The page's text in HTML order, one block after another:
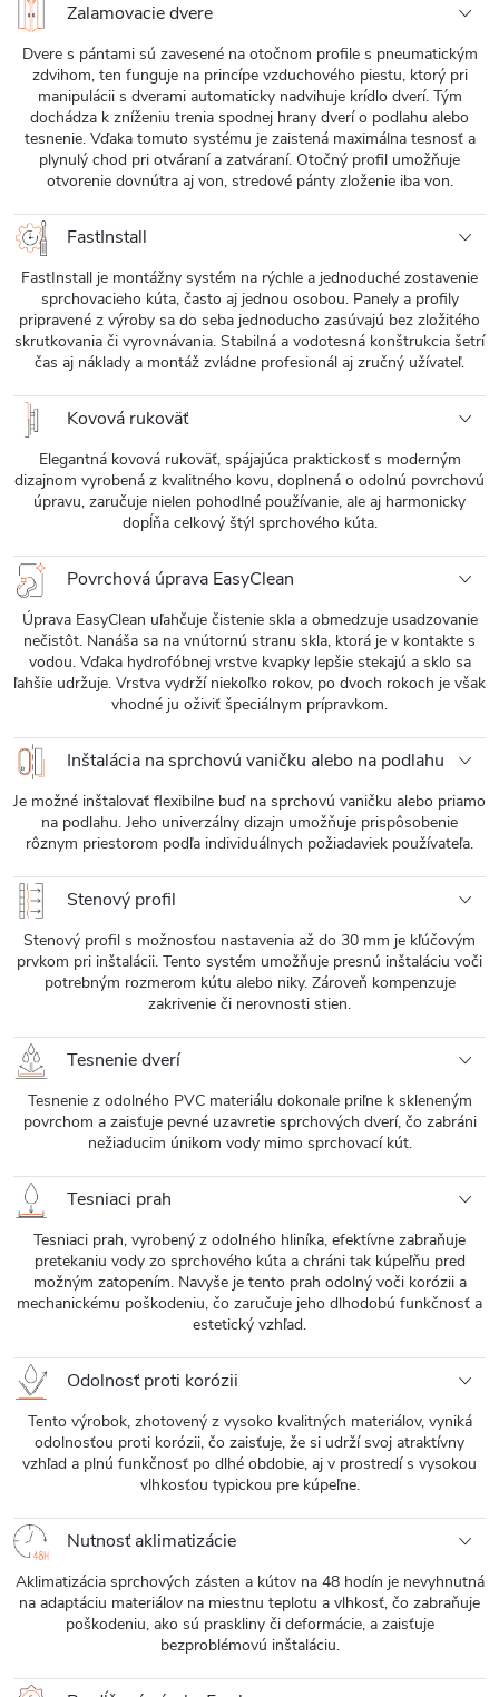
Zalamovacie dvere
Dvere s pántami sú zavesené na otočnom profile s pneumatickým
zdvihom, ten funguje na princípe vzduchového piestu, ktorý pri
manipulácii s dverami automaticky nadvihuje krídlo dverí. Tým
dochádza k zníženiu trenia spodnej hrany dverí o podlahu alebo
tesnenie. Vďaka tomuto systému je zaistená maximálna tesnosť a
plynulý chod pri otváraní a zatváraní. Otočný profil umožňuje
otvorenie dovnútra aj von, stredové pánty zloženie iba von.
FastInstall
FastInstall je montážny systém na rýchle a jednoduché zostavenie
sprchovacieho kúta, často aj jednou osobou. Panely a profily
pripravené z výroby sa do seba jednoducho zasúvajú bez zložitého
skrutkovania či vyrovnávania. Stabilná a vodotesná konštrukcia šetrí
čas aj náklady a montáž zvládne profesionál aj zručný užívateľ.
Kovová rukoväť
Elegantná kovová rukoväť, spájajúca praktickosť s moderným
dizajnom vyrobená z kvalitného kovu, doplnená o odolnú povrchovú
úpravu, zaručuje nielen pohodlné používanie, ale aj harmonicky
dopĺňa celkový štýl sprchového kúta.
Povrchová úprava EasyClean
Úprava EasyClean uľahčuje čistenie skla a obmedzuje usadzovanie
nečistôt. Nanáša sa na vnútornú stranu skla, ktorá je v kontakte s
vodou. Vďaka hydrofóbnej vrstve kvapky lepšie stekajú a sklo sa
ľahšie udržuje. Vrstva vydrží niekoľko rokov, po dvoch rokoch je však
vhodné ju oživiť špeciálnym prípravkom.
Inštalácia na sprchovú vaničku alebo na podlahu
Je možné inštalovať flexibilne buď na sprchovú vaničku alebo priamo
na podlahu. Jeho univerzálny dizajn umožňuje prispôsobenie
rôznym priestorom podľa individuálnych požiadaviek používateľa.
Stenový profil
Stenový profil s možnosťou nastavenia až do 30 mm je kľúčovým
prvkom pri inštalácii. Tento systém umožňuje presnú inštaláciu voči
potrebným rozmerom kútu alebo niky. Zároveň kompenzuje
zakrivenie či nerovnosti stien.
Tesnenie dverí
Tesnenie z odolného PVC materiálu dokonale priľne k skleneným
povrchom a zaisťuje pevné uzavretie sprchových dverí, čo zabráni
nežiaducim únikom vody mimo sprchovací kút.
Tesniaci prah
Tesniaci prah, vyrobený z odolného hliníka, efektívne zabraňuje
pretekaniu vody zo sprchového kúta a chráni tak kúpeľňu pred
možným zatopením. Navyše je tento prah odolný voči korózii a
mechanickému poškodeniu, čo zaručuje jeho dlhodobú funkčnosť a
estetický vzhľad.
Odolnosť proti korózii
Tento výrobok, zhotovený z vysoko kvalitných materiálov, vyniká
odolnosťou proti korózii, čo zaisťuje, že si udrží svoj atraktívny
vzhľad a plnú funkčnosť po dlhé obdobie, aj v prostredí s vysokou
vlhkosťou typickou pre kúpeľne.
Nutnosť aklimatizácie
Aklimatizácia sprchových zásten a kútov na 48 hodín je nevyhnutná
na adaptáciu materiálov na miestnu teplotu a vlhkosť, čo zabraňuje
poškodeniu, ako sú praskliny či deformácie, a zaisťuje
bezproblémovú inštaláciu.